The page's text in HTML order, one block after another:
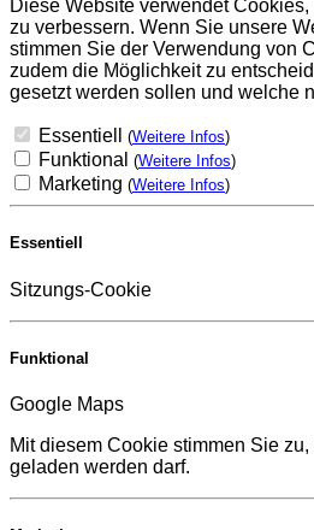
Diese Website verwendet
zu verbessern. Wenn Sie unsere
stimmen Sie der Verwendung von
zudem die Möglichkeit zu
gesetzt werden sollen und welche
Essentiell (Weitere Infos)
Funktional (Weitere Infos)
Marketing (Weitere Infos)
Essentiell
Sitzungs-Cookie
Funktional
Google Maps
Mit diesem Cookie stimmen Sie
geladen werden darf.